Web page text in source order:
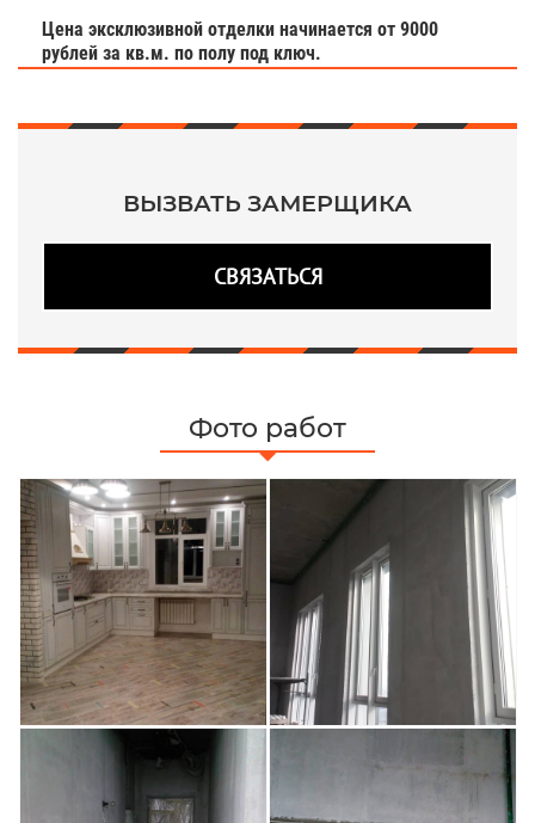
Цена эксклюзивной отделки начинается от 9000
рублей за кв.м. по полу под ключ.
ВЫЗВАТЬ ЗАМЕРЩИКА
СВЯЗАТЬСЯ
Фото работ